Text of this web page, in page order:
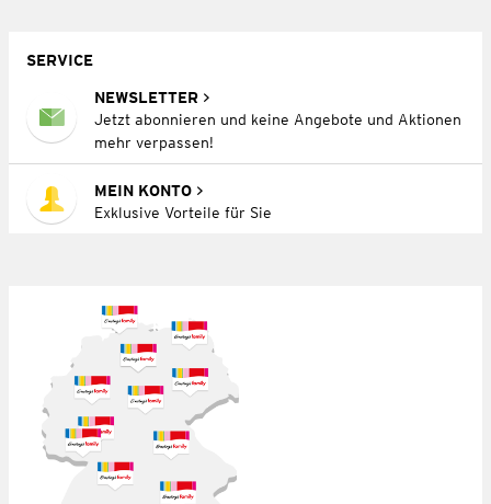
SERVICE
NEWSLETTER
Jetzt abonnieren und keine Angebote und Aktionen
mehr verpassen!
MEIN KONTO
Exklusive Vorteile für Sie